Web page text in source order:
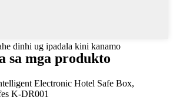
dinhi ug ipadala kini kanamo
sa mga produkto